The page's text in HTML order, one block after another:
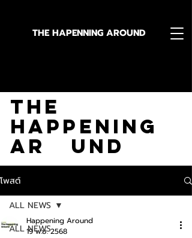
THE HAPENNING AROUND
The
Happening
Ar und
โพสต์
ALL NEWS
ALL NEWS
Happening Around
19 พ.ย. 2568